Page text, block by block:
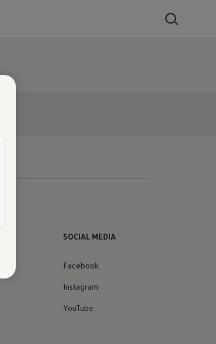
SOCIAL MEDIA
Facebook
Instagram
YouTube